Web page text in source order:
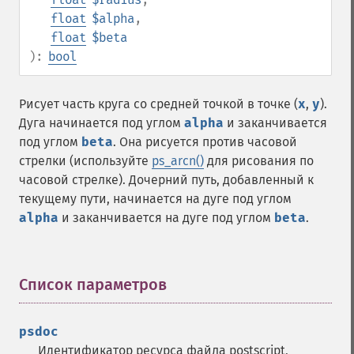
float $alpha,
float $beta
): bool
Рисует часть круга со средней точкой в точке (x, y).
Дуга начинается под углом alpha и заканчивается
под углом beta. Она рисуется против часовой
стрелки (используйте ps_arcn() для рисования по
часовой стрелке). Дочерний путь, добавленный к
текущему пути, начинается на дуге под углом
alpha и заканчивается на дуге под углом beta.
Список параметров
psdoc
Идентификатор ресурса файла postscript,